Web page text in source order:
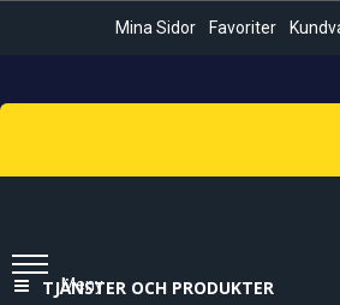
Mina Sidor Favoriter
TJÄNSTER OCH PRODUKTER
Meny